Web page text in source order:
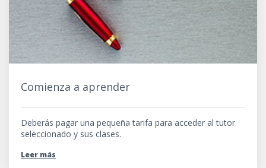
Comienza a aprender
Deberás pagar una pequeña tarifa para acceder al tutor
seleccionado y sus clases.
Leer más